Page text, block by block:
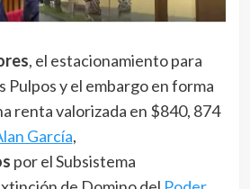
, el estacionamiento para
Pulpos y el embargo en forma
renta valorizada en $840, 874
García,
por el Subsistema